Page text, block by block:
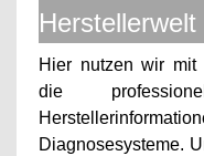
Herstellerwelt
Hier nutzen wir mit
die
Diagnosesysteme.